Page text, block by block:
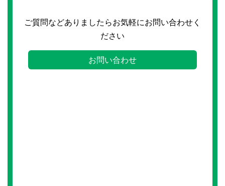
ご質問などありましたらお気軽にお問い合わせく
ださい
お問い合わせ